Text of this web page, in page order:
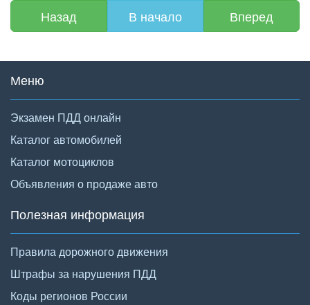
Назад В начало Вперед
Меню
Экзамен ПДД онлайн
Каталог автомобилей
Каталог мотоциклов
Объявления о продаже авто
Полезная информация
Правила дорожного движения
Штрафы за нарушения ПДД
Коды регионов России